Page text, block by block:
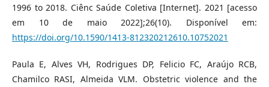
1996 to 2018. Ciênc Saúde Coletiva [Internet]. 2021 [acesso
em 10 de maio 2022];26(10). Disponível em:
https://doi.org/10.1590/1413-812320212610.10752021
Paula E, Alves VH, Rodrigues DP, Felicio FC, Araújo RCB,
Chamilco RASI, Almeida VLM. Obstetric violence and the